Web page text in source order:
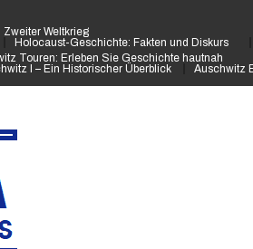
Zweiter Weltkrieg
Holocaust-Geschichte: Fakten und Diskurs
Touren: Erleben Sie Geschichte hautnah
I – Ein Historischer Überblick
Auschwitz